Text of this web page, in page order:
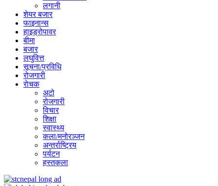
लगानी
शेयर बजार
फाइनान्स
हाइड्रोपावर
बीमा
बजार
लघुवित्त
सूचना/प्रविधि
रोजगारी
राेचक
अटो
रोजगारी
विचार
शिक्षा
स्वास्थ्य
कला/मनोरञ्जन
अन्तर्राष्ट्रिय
पर्यटन
हस्तकला